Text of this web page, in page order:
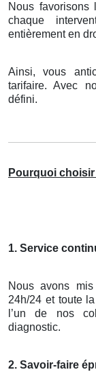
Nous favorisons
chaque
entièrement en
Ainsi, vous
tarifaire. Avec
défini.
Pourquoi
1. Service
Nous avons
24h/24 et toute
l’un de nos
diagnostic.
2. Savoir-faire